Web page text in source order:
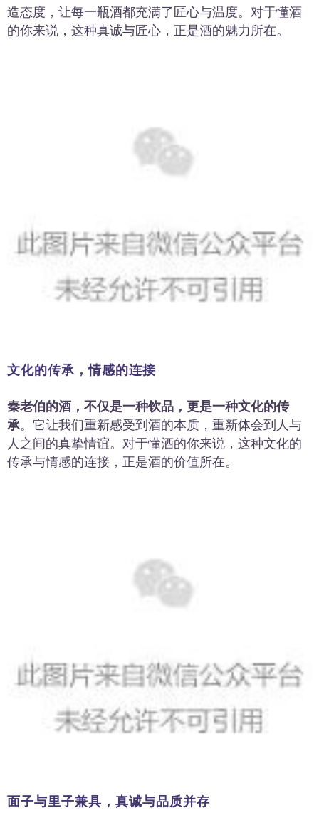
造态度，让每一瓶酒都充满了匠心与温度。对于懂酒
的你来说，这种真诚与匠心，正是酒的魅力所在。
文化的传承，情感的连接
秦老伯的酒，不仅是一种饮品，更是一种文化的传
承。它让我们重新感受到酒的本质，重新体会到人与
人之间的真挚情谊。对于懂酒的你来说，这种文化的
传承与情感的连接，正是酒的价值所在。
面子与里子兼具，真诚与品质并存